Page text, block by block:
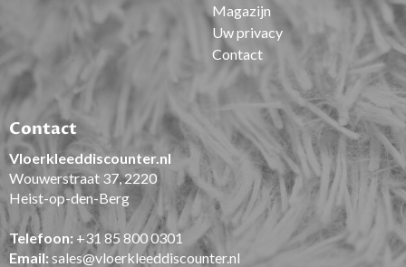
Magazijn
Uw privacy
Contact
Contact
Vloerkleeddiscounter.nl
Wouwerstraat 37, 2220
Heist-op-den-Berg
Telefoon: +31 85 800 0301
Email: sales@vloerkleeddiscounter.nl